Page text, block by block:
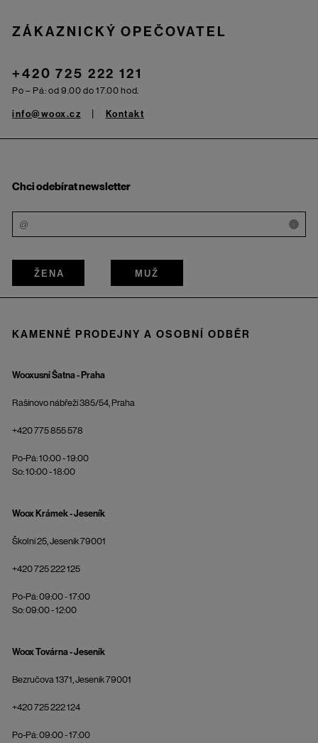
ZÁKAZNICKÝ OPEČOVATEL
+420 725 222 121
Po – Pá: od 9.00 do 17.00 hod.
info@woox.cz Kontakt
Chci odebírat newsletter
i
ŽENA MUŽ
KAMENNÉ PRODEJNY A OSOBNÍ ODBĚR
Wooxusní Šatna - Praha
Rašínovo nábřeží 385/54, Praha
+420 775 855 578
Po-Pá: 10:00 - 19:00
So: 10:00 - 18:00
Woox Krámek - Jeseník
Školní 25, Jeseník 79001
+420 725 222 125
Po-Pá: 09:00 - 17:00
So: 09:00 - 12:00
Woox Továrna - Jeseník
Bezručova 1371, Jeseník 79001
+420 725 222 124
Po-Pá: 09:00 - 17:00